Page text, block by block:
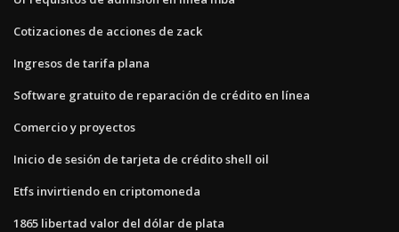
Cotizaciones de acciones de zack
Ingresos de tarifa plana
Software gratuito de reparación de crédito en línea
Comercio y proyectos
Inicio de sesión de tarjeta de crédito shell oil
Etfs invirtiendo en criptomoneda
1865 libertad valor del dólar de plata